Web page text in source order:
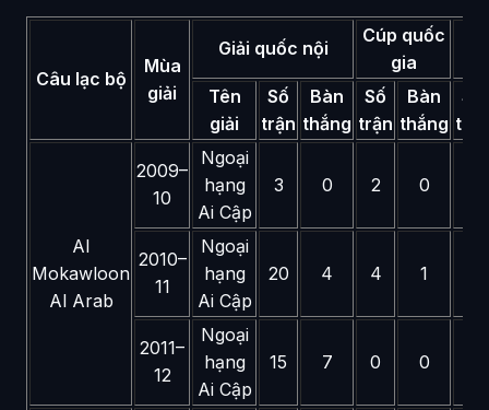
Câu lạc bộ
Mùa
giải
Giải quốc nội
Cúp quốc
gia
Tên
giải
Số
trận
Bàn
thắng
Số
trận
Bàn
thắng
Số
trận
Al
Mokawloon
Al Arab
2009–
10
Ngoại
hạng
Ai Cập
3 0 2 0
2010–
11
Ngoại
hạng
Ai Cập
20 4 4 1
2011–
12
Ngoại
hạng
Ai Cập
15 7 0 0